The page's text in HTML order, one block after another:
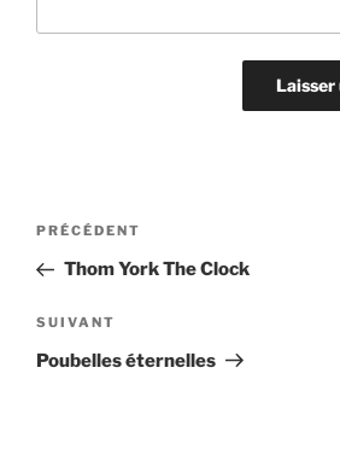
Navigation
l’article
Article
précédent
PRÉCÉDENT
Thom York The Clock
Article
suivant
SUIVANT
Poubelles éternelles